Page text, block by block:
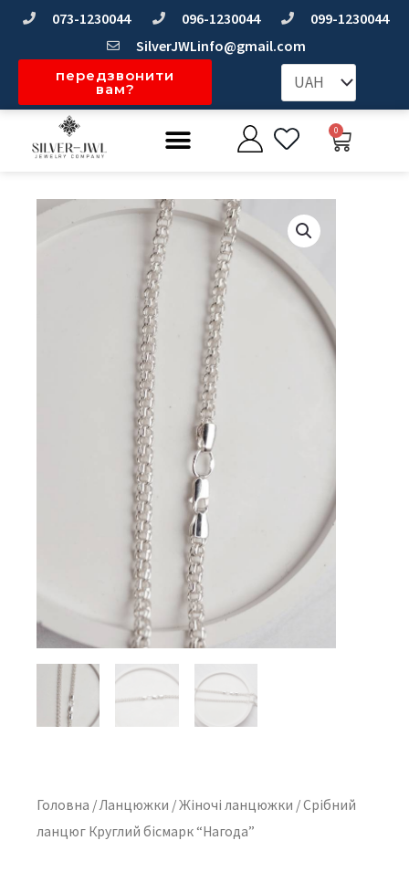
Перейти073-1230044 096-1230044
099-1230044
SilverJWLinfo@gmail.com
передзвонити
вам?
Меню 0
Головна /Ланцюжки /Жіночі ланцюжки / Срібний
ланцюг Круглий бісмарк “Нагода”